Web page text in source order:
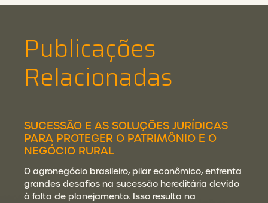
Publicações
Relacionadas
SUCESSÃO E AS SOLUÇÕES JURÍDICAS
PARA PROTEGER O PATRIMÔNIO E O
NEGÓCIO RURAL
O agronegócio brasileiro, pilar econômico, enfrenta
grandes desafios na sucessão hereditária devido
à falta de planejamento. Isso resulta na